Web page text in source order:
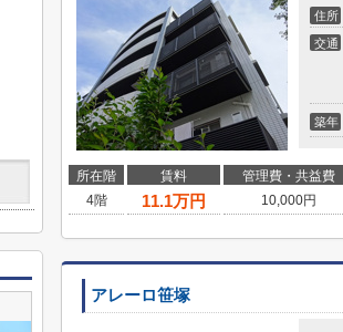
住所
交通
築年
所在階 賃料 管理費・共益費
4階
11.1万円 10,000円
アレーロ笹塚